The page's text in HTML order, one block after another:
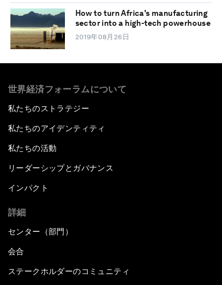
How to turn Africa's manufacturing
sector into a high-tech powerhouse
2019年08月26日
世界経済フォーラムについて
私たちのストラテジー
私たちのアイデンティティ
私たちの活動
リーダーシップとガバナンス
インパクト
詳細
センター（部門）
会合
ステークホルダーのコミュニティ